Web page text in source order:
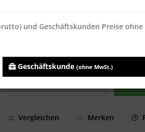
Inhalt:500 Blatt
Sofort versandfertig, Lieferzeit ca. 1-3
Vergleichen Merken
und Geschäftskunden Preise ohne
Geschäftskunde (ohne MwSt.)